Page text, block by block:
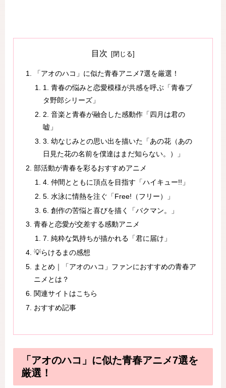
目次
「アオのハコ」に似た青春アニメ7選を厳選！
1. 青春の悩みと恋愛模様が共感を呼ぶ「青春ブ
タ野郎シリーズ」
2. 音楽と青春が融合した感動作「四月は君の
嘘」
3. 幼なじみとの思い出を描いた「あの花（あの
日見た花の名前を僕達はまだ知らない。）」
部活動が青春を彩るおすすめアニメ
4. 仲間とともに頂点を目指す「ハイキュー!!」
5. 水泳に情熱を注ぐ「Free!（フリー）」
6. 創作の苦悩と喜びを描く「バクマン。」
青春と恋愛が交差する感動アニメ
7. 純粋な気持ちが描かれる「君に届け」
💡らけるまの感想
まとめ｜「アオのハコ」ファンにおすすめの青春ア
ニメとは？
関連サイトはこちら
おすすめ記事
「アオのハコ」に似た青春アニメ7選を
厳選！